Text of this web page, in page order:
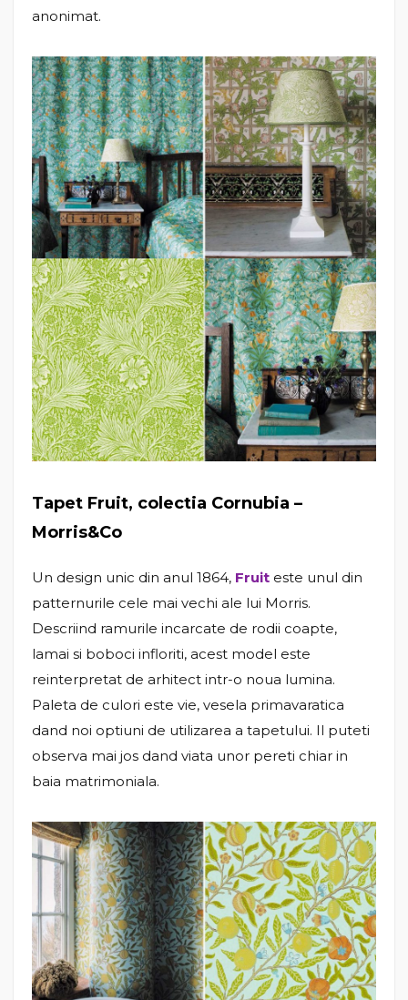
anonimat.
Tapet Fruit, colectia Cornubia –
Morris&Co
Un design unic din anul 1864, Fruit este unul din
patternurile cele mai vechi ale lui Morris.
Descriind ramurile incarcate de rodii coapte,
lamai si boboci infloriti, acest model este
reinterpretat de arhitect intr-o noua lumina.
Paleta de culori este vie, vesela primavaratica
dand noi optiuni de utilizarea a tapetului. Il puteti
observa mai jos dand viata unor pereti chiar in
baia matrimoniala.